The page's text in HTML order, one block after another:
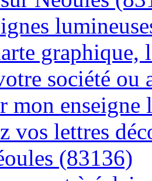
graphique,
société
mon
vos lettres
(83136)